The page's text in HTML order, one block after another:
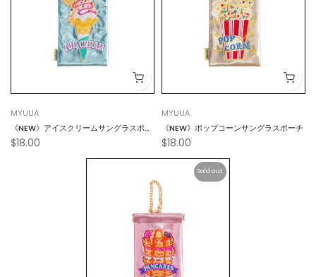
MYUUA
《NEW》アイスクリームサングラスポー
チ
$18.00
MYUUA
《NEW》ポップコーンサングラスポーチ
$18.00
Sold out